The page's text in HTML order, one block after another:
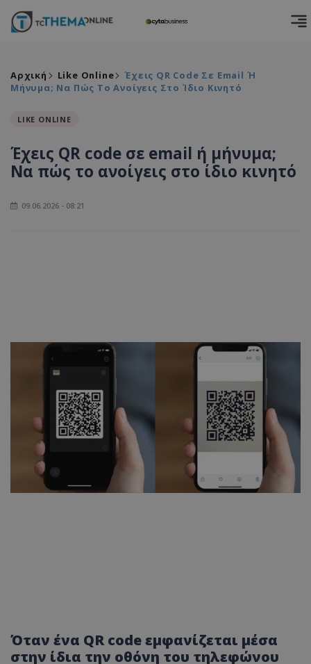
Αρχική Like Online
Έχεις QR Code Σε Email Ή
Μήνυμα; Να Πώς Το Ανοίγεις Στο Ίδιο Κινητό
LIKE ONLINE
Έχεις QR code σε email ή μήνυμα;
Να πώς το ανοίγεις στο ίδιο κινητό
09.06.2026 - 08:21
Όταν ένα QR code εμφανίζεται μέσα
στην ίδια την οθόνη του τηλεφώνου